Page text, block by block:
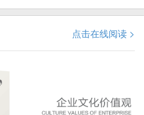
点击在线阅读 >